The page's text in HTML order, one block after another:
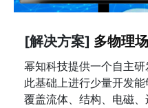
[解决方案] 多物理
幂知科技提供一个自主
此基础上进行少量开发
覆盖流体、结构、电磁